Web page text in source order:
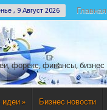
, 9 Август 2026 Главная
форекс, финансы, бизнес
идеи » Бизнес новости